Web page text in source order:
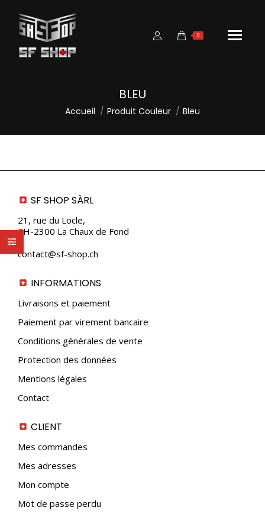
0
BLEU
Vous êtes ici :
Accueil Produit Couleur Bleu
SF SHOP SÀRL
21, rue du Locle,
CH-2300 La Chaux de Fond
contact@sf-shop.ch
INFORMATIONS
Livraisons et paiement
Paiement par virement bancaire
Conditions générales de vente
Protection des données
Mentions légales
Contact
CLIENT
Mes commandes
Mes adresses
Mon compte
Mot de passe perdu